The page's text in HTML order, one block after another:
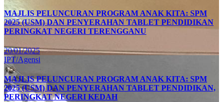
MAJLIS PELUNCURAN PROGRAM ANAK KITA: SPM
2025 (USM) DAN PENYERAHAN TABLET PENDIDIKAN
PERINGKAT NEGERI TERENGGANU
20/01/2025
IPT/Agensi
MAJLIS PELUNCURAN PROGRAM ANAK KITA: SPM
2025 (USM) DAN PENYERAHAN TABLET PENDIDIKAN,
PERINGKAT NEGERI KEDAH